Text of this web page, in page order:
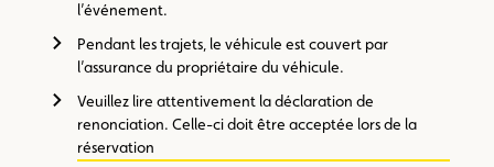
l’événement.
Pendant les trajets, le véhicule est couvert par
l’assurance du propriétaire du véhicule.
Veuillez lire attentivement la déclaration de
renonciation. Celle-ci doit être acceptée lors de la
réservation